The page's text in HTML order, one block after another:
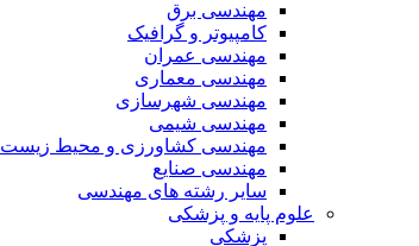
مهندسی برق
کامپیوتر و گرافیک
مهندسی عمران
مهندسی معماری
مهندسی شهرسازی
مهندسی شیمی
مهندسی کشاورزی و محیط زیست
مهندسی صنایع
سایر رشته های مهندسی
علوم پایه و پزشکی
پزشکی